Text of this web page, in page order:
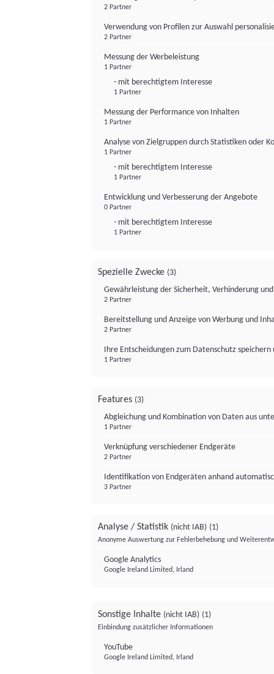
2 Partner
Verwendung von Profilen zur Auswahl
2 Partner
Messung der Werbeleistung
1 Partner
- mit berechtigtem Interesse
1 Partner
Messung der Performance von Inhalten
1 Partner
Analyse von Zielgruppen durch Statistiken oder
1 Partner
- mit berechtigtem Interesse
1 Partner
Entwicklung und Verbesserung der Angebote
0 Partner
- mit berechtigtem Interesse
1 Partner
Spezielle Zwecke (3)
Gewährleistung der Sicherheit, Verhinderung
2 Partner
Bereitstellung und Anzeige von Werbung und
2 Partner
Ihre Entscheidungen zum Datenschutz
1 Partner
Features (3)
Abgleichung und Kombination von Daten aus
1 Partner
Verknüpfung verschiedener Endgeräte
2 Partner
Identifikation von Endgeräten anhand
3 Partner
Analyse / Statistik (nicht IAB) (1)
Anonyme Auswertung zur Fehlerbehebung und
Google Analytics
Google Ireland Limited, Irland
Sonstige Inhalte (nicht IAB) (1)
Einbindung zusätzlicher Informationen
YouTube
Google Ireland Limited, Irland